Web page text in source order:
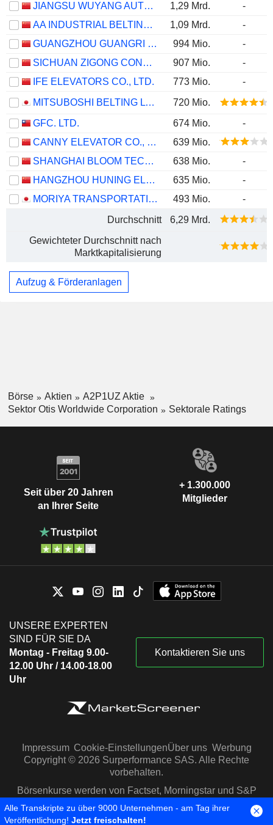
JIANGSU WUYANG AUTOMATION CONTROL TECHNOLOGY CO., LTD.
1,29 Mrd.
-
AA INDUSTRIAL BELTING (SHANGHAI) CO.,LTD
1,09 Mrd.
-
GUANGZHOU GUANGRI STOCK CO.,LTD.
994 Mio.
-
SICHUAN ZIGONG CONVEYING MACHINE GROUP CO., LTD.
907 Mio.
-
IFE ELEVATORS CO., LTD.
773 Mio.
-
MITSUBOSHI BELTING LTD.
720 Mio.
GFC. LTD.
674 Mio.
-
CANNY ELEVATOR CO., LTD.
639 Mio.
SHANGHAI BLOOM TECHNOLOGY INC
638 Mio.
-
HANGZHOU HUNING ELEVATOR PARTS CO., LTD.
635 Mio.
-
MORIYA TRANSPORTATION ENGINEERING AND MANUFACTURING CO.,LTD.
493 Mio.
-
Durchschnitt
6,29 Mrd.
Gewichteter Durchschnitt nach
Marktkapitalisierung
Aufzug & Förderanlagen
Börse Aktien
A2P1UZ Aktie
Sektor Otis Worldwide Corporation
Sektorale Ratings
Seit über 20 Jahren
an Ihrer Seite
+ 1.300.000
Mitglieder
UNSERE EXPERTEN
SIND FÜR SIE DA
Montag - Freitag 9.00-
12.00 Uhr / 14.00-18.00
Uhr
Kontaktieren Sie uns
Impressum Cookie-EinstellungenÜber uns Werbung
Copyright © 2026 Surperformance SAS. Alle Rechte
vorbehalten.
Börsenkurse werden von Factset, Morningstar und S&P
Capital IQ zur Verfügung gestellt
Alle Transkripte zu über 9000 Unternehmen - am Tag ihrer
Veröffentlichung! Jetzt freischalten!